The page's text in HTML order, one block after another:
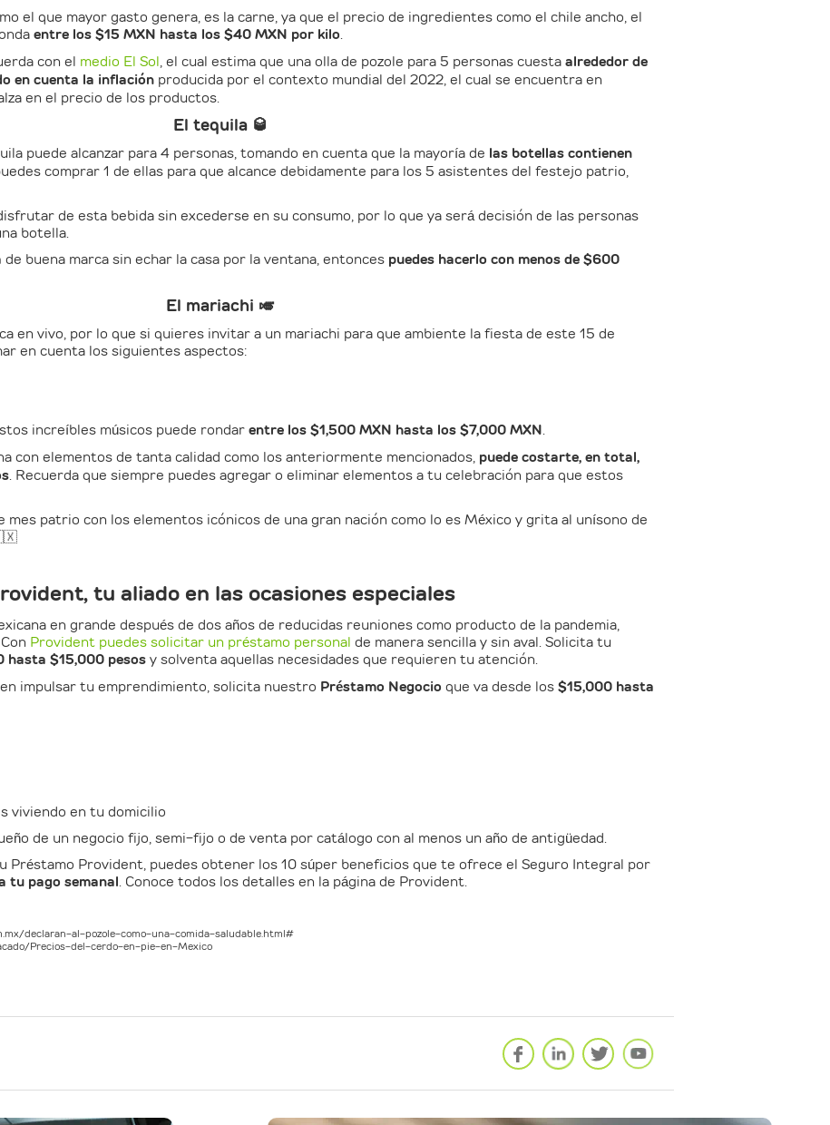
el que mayor gasto genera, es la carne, ya que el precio de ingredientes como el chile ancho, el
entre los $15 MXN hasta los $40 MXN por kilo.
con el medio El Sol, el cual estima que una olla de pozole para 5 personas cuesta alrededor de
en cuenta la inflación producida por el contexto mundial del 2022, el cual se encuentra en
en el precio de los productos.
El tequila 🥃
puede alcanzar para 4 personas, tomando en cuenta que la mayoría de las botellas contienen
comprar 1 de ellas para que alcance debidamente para los 5 asistentes del festejo patrio,
de esta bebida sin excederse en su consumo, por lo que ya será decisión de las personas
botella.
de buena marca sin echar la casa por la ventana, entonces puedes hacerlo con menos de $600
El mariachi 🎺
en vivo, por lo que si quieres invitar a un mariachi para que ambiente la fiesta de este 15 de
en cuenta los siguientes aspectos:
increíbles músicos puede rondar entre los $1,500 MXN hasta los $7,000 MXN.
con elementos de tanta calidad como los anteriormente mencionados, puede costarte, en total,
. Recuerda que siempre puedes agregar o eliminar elementos a tu celebración para que estos
patrio con los elementos icónicos de una gran nación como lo es México y grita al unísono de
tu aliado en las ocasiones especiales
en grande después de dos años de reducidas reuniones como producto de la pandemia,
Provident puedes solicitar un préstamo personal de manera sencilla y sin aval. Solicita tu
hasta $15,000 pesos y solventa aquellas necesidades que requieren tu atención.
impulsar tu emprendimiento, solicita nuestro Préstamo Negocio que va desde los $15,000 hasta
viviendo en tu domicilio
de un negocio fijo, semi-fijo o de venta por catálogo con al menos un año de antigüedad.
Préstamo Provident, puedes obtener los 10 súper beneficios que te ofrece el Seguro Integral por
tu pago semanal. Conoce todos los detalles en la página de Provident.
declaran-al-pozole-como-una-comida-saludable.html#
Precios-del-cerdo-en-pie-en-Mexico